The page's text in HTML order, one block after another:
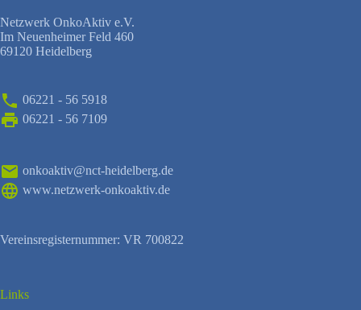
Netzwerk OnkoAktiv e.V.
Im Neuenheimer Feld 460
69120 Heidelberg
06221 - 56 5918
06221 - 56 7109
onkoaktiv@nct-heidelberg.de
www.netzwerk-onkoaktiv.de
Vereinsregisternummer: VR 700822
Links